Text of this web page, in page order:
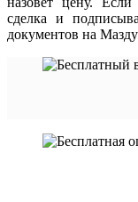
сделка и
документов на